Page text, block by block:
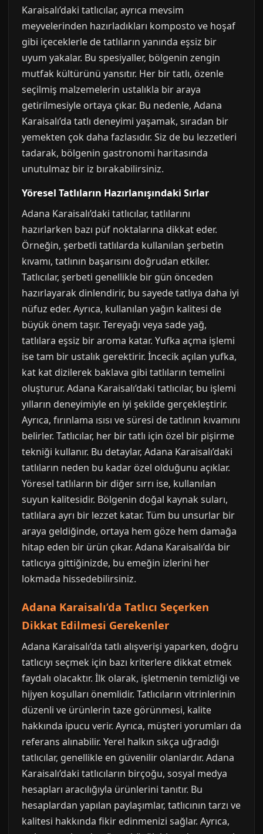
Karaisalı’daki tatlıcılar, ayrıca mevsim
meyvelerinden hazırladıkları komposto ve hoşaf
gibi içeceklerle de tatlıların yanında eşsiz bir
uyum yakalar. Bu spesiyaller, bölgenin zengin
mutfak kültürünü yansıtır. Her bir tatlı, özenle
seçilmiş malzemelerin ustalıkla bir araya
getirilmesiyle ortaya çıkar. Bu nedenle, Adana
Karaisalı’da tatlı deneyimi yaşamak, sıradan bir
yemekten çok daha fazlasıdır. Siz de bu lezzetleri
tadarak, bölgenin gastronomi haritasında
unutulmaz bir iz bırakabilirsiniz.
Yöresel Tatlıların Hazırlanışındaki Sırlar
Adana Karaisalı’daki tatlıcılar, tatlılarını
hazırlarken bazı püf noktalarına dikkat eder.
Örneğin, şerbetli tatlılarda kullanılan şerbetin
kıvamı, tatlının başarısını doğrudan etkiler.
Tatlıcılar, şerbeti genellikle bir gün önceden
hazırlayarak dinlendirir, bu sayede tatlıya daha iyi
nüfuz eder. Ayrıca, kullanılan yağın kalitesi de
büyük önem taşır. Tereyağı veya sade yağ,
tatlılara eşsiz bir aroma katar. Yufka açma işlemi
ise tam bir ustalık gerektirir. İncecik açılan yufka,
kat kat dizilerek baklava gibi tatlıların temelini
oluşturur. Adana Karaisalı’daki tatlıcılar, bu işlemi
yılların deneyimiyle en iyi şekilde gerçekleştirir.
Ayrıca, fırınlama ısısı ve süresi de tatlının kıvamını
belirler. Tatlıcılar, her bir tatlı için özel bir pişirme
tekniği kullanır. Bu detaylar, Adana Karaisalı’daki
tatlıların neden bu kadar özel olduğunu açıklar.
Yöresel tatlıların bir diğer sırrı ise, kullanılan
suyun kalitesidir. Bölgenin doğal kaynak suları,
tatlılara ayrı bir lezzet katar. Tüm bu unsurlar bir
araya geldiğinde, ortaya hem göze hem damağa
hitap eden bir ürün çıkar. Adana Karaisalı’da bir
tatlıcıya gittiğinizde, bu emeğin izlerini her
lokmada hissedebilirsiniz.
Adana Karaisalı’da Tatlıcı Seçerken
Dikkat Edilmesi Gerekenler
Adana Karaisalı’da tatlı alışverişi yaparken, doğru
tatlıcıyı seçmek için bazı kriterlere dikkat etmek
faydalı olacaktır. İlk olarak, işletmenin temizliği ve
hijyen koşulları önemlidir. Tatlıcıların vitrinlerinin
düzenli ve ürünlerin taze görünmesi, kalite
hakkında ipucu verir. Ayrıca, müşteri yorumları da
referans alınabilir. Yerel halkın sıkça uğradığı
tatlıcılar, genellikle en güvenilir olanlardır. Adana
Karaisalı’daki tatlıcıların birçoğu, sosyal medya
hesapları aracılığıyla ürünlerini tanıtır. Bu
hesaplardan yapılan paylaşımlar, tatlıcının tarzı ve
kalitesi hakkında fikir edinmenizi sağlar. Ayrıca,